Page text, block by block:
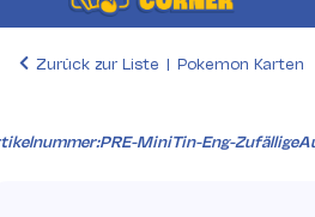
Zurück zur Liste Pokemon Karten
PRE-MiniTin-Eng-